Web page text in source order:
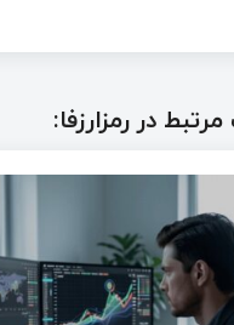
در رمزارزفا: